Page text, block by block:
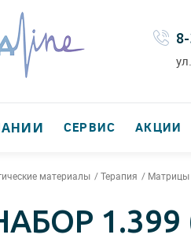
СЕРВИС АКЦИИ
материалы Терапия Матрицы
1.399